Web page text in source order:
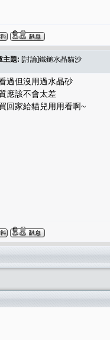
主題: [討論]鐵鎚水晶貓沙
過但沒用過水晶砂
應該不會太差
回家給貓兒用用看啊~